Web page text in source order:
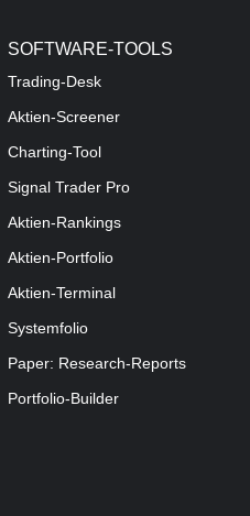
SOFTWARE-TOOLS
Trading-Desk
Aktien-Screener
Charting-Tool
Signal Trader Pro
Aktien-Rankings
Aktien-Portfolio
Aktien-Terminal
Systemfolio
Paper: Research-Reports
Portfolio-Builder